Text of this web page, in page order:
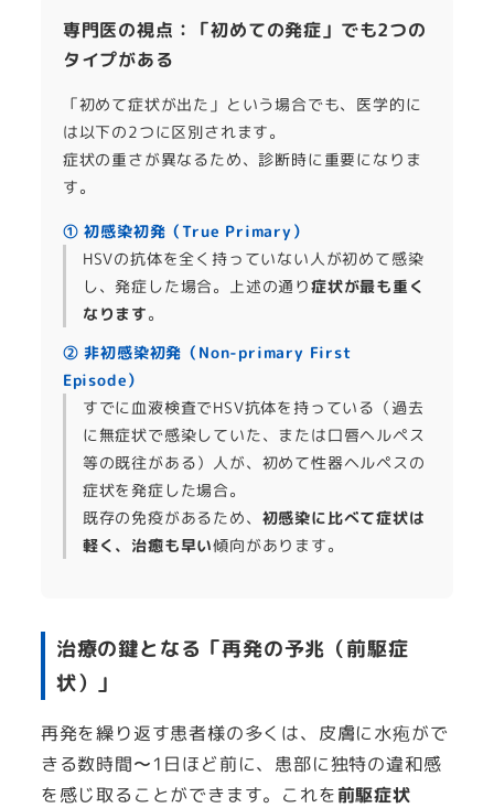
専門医の視点：「初めての発症」でも2つの
タイプがある
「初めて症状が出た」という場合でも、医学的に
は以下の2つに区別されます。
症状の重さが異なるため、診断時に重要になりま
す。
① 初感染初発（True Primary）
HSVの抗体を全く持っていない人が初めて感染
し、発症した場合。上述の通り症状が最も重く
なります。
② 非初感染初発（Non-primary First
Episode）
すでに血液検査でHSV抗体を持っている（過去
に無症状で感染していた、または口唇ヘルペス
等の既往がある）人が、初めて性器ヘルペスの
症状を発症した場合。
既存の免疫があるため、 初感染に比べて症状は
軽く、治癒も早い傾向があります。
治療の鍵となる「再発の予兆（前駆症
状）」
再発を繰り返す患者様の多くは、皮膚に水疱がで
きる数時間〜1日ほど前に、患部に独特の違和感
を感じ取ることができます。これを前駆症状